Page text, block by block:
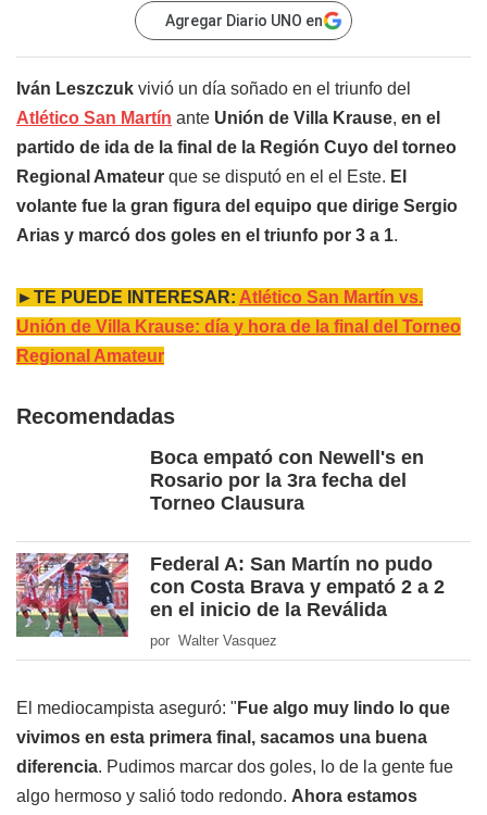
Agregar Diario UNO en
Iván Leszczuk vivió un día soñado en el triunfo del
Atlético San Martín ante Unión de Villa Krause, en el
partido de ida de la final de la Región Cuyo del torneo
Regional Amateur que se disputó en el el Este. El
volante fue la gran figura del equipo que dirige Sergio
Arias y marcó dos goles en el triunfo por 3 a 1.
►TE PUEDE INTERESAR: Atlético San Martín vs.
Unión de Villa Krause: día y hora de la final del Torneo
Regional Amateur
Recomendadas
Boca empató con Newell's en
Rosario por la 3ra fecha del
Torneo Clausura
Federal A: San Martín no pudo
con Costa Brava y empató 2 a 2
en el inicio de la Reválida
por Walter Vasquez
El mediocampista aseguró: " Fue algo muy lindo lo que
vivimos en esta primera final, sacamos una buena
diferencia. Pudimos marcar dos goles, lo de la gente fue
algo hermoso y salió todo redondo. Ahora estamos